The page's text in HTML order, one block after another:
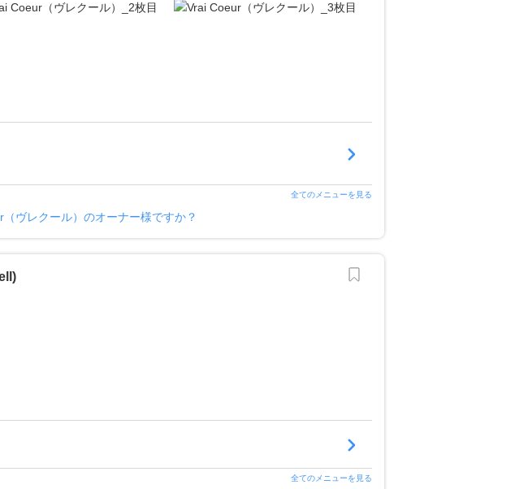
全てのメニューを見る
（ヴレクール）のオーナー様ですか？
全てのメニューを見る